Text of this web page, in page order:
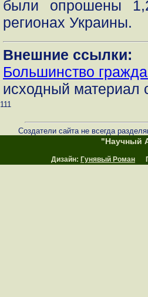
были опрошены
регионах Украины.
Внешние ссылки:
Большинство
исходный материал
111
Создатели сайта не всегда
"Научный
Дизайн: Гунявый Роман